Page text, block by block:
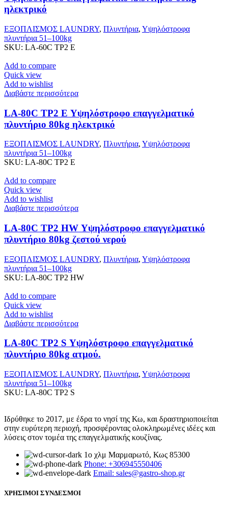
ηλεκτρικό
ΕΞΟΠΛΙΣΜΟΣ LAUNDRY, Πλυντήρια, Υψηλόστροφα
πλυντήρια 51–100kg
SKU: LA-60C TP2 E
Add to compare
Quick view
Add to wishlist
Διαβάστε περισσότερα
LA-80C TP2 E Υψηλόστροφο επαγγελματικό
πλυντήριο 80kg ηλεκτρικό
ΕΞΟΠΛΙΣΜΟΣ LAUNDRY, Πλυντήρια, Υψηλόστροφα
πλυντήρια 51–100kg
SKU: LA-80C TP2 E
Add to compare
Quick view
Add to wishlist
Διαβάστε περισσότερα
LA-80C TP2 HW Υψηλόστροφο επαγγελματικό
πλυντήριο 80kg ζεστού νερού
ΕΞΟΠΛΙΣΜΟΣ LAUNDRY, Πλυντήρια, Υψηλόστροφα
πλυντήρια 51–100kg
SKU: LA-80C TP2 HW
Add to compare
Quick view
Add to wishlist
Διαβάστε περισσότερα
LA-80C TP2 S Υψηλόστροφο επαγγελματικό
πλυντήριο 80kg ατμού.
ΕΞΟΠΛΙΣΜΟΣ LAUNDRY, Πλυντήρια, Υψηλόστροφα
πλυντήρια 51–100kg
SKU: LA-80C TP2 S
Ιδρύθηκε το 2017, με έδρα το νησί της Κω, και δραστηριοποιείται
στην ευρύτερη περιοχή, προσφέροντας ολοκληρωμένες ιδέες και
λύσεις στον τομέα της επαγγελματικής κουζίνας.
1ο χλμ Μαρμαρωτό, Κως 85300
Phone: +306945550406
Email: sales@gastro-shop.gr
ΧΡΗΣΙΜΟΙ ΣΥΝΔΕΣΜΟΙ